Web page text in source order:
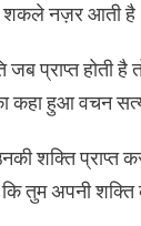
शकले नज़र आती
प्राप्त होती
कहा हुआ वचन सत्य
शक्ति प्राप्त
तुम अपनी शक्ति